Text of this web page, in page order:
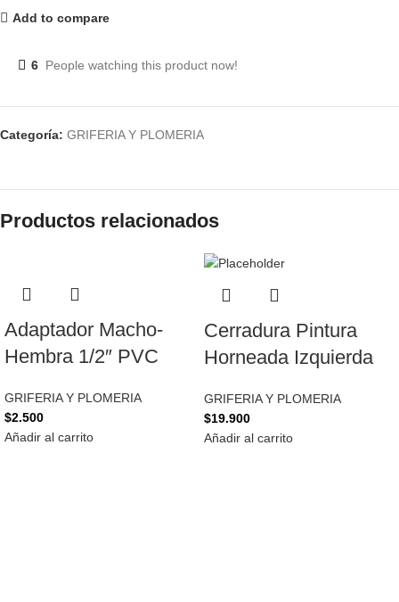
Add to compare
6 People watching this product now!
Categoría: GRIFERIA Y PLOMERIA
Productos relacionados
Adaptador Macho-
Hembra 1/2″ PVC
GRIFERIA Y PLOMERIA
$2.500
Añadir al carrito
Cerradura Pintura
Horneada Izquierda
GRIFERIA Y PLOMERIA
$19.900
Añadir al carrito